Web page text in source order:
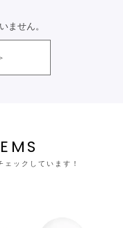
ません。
ックしています！